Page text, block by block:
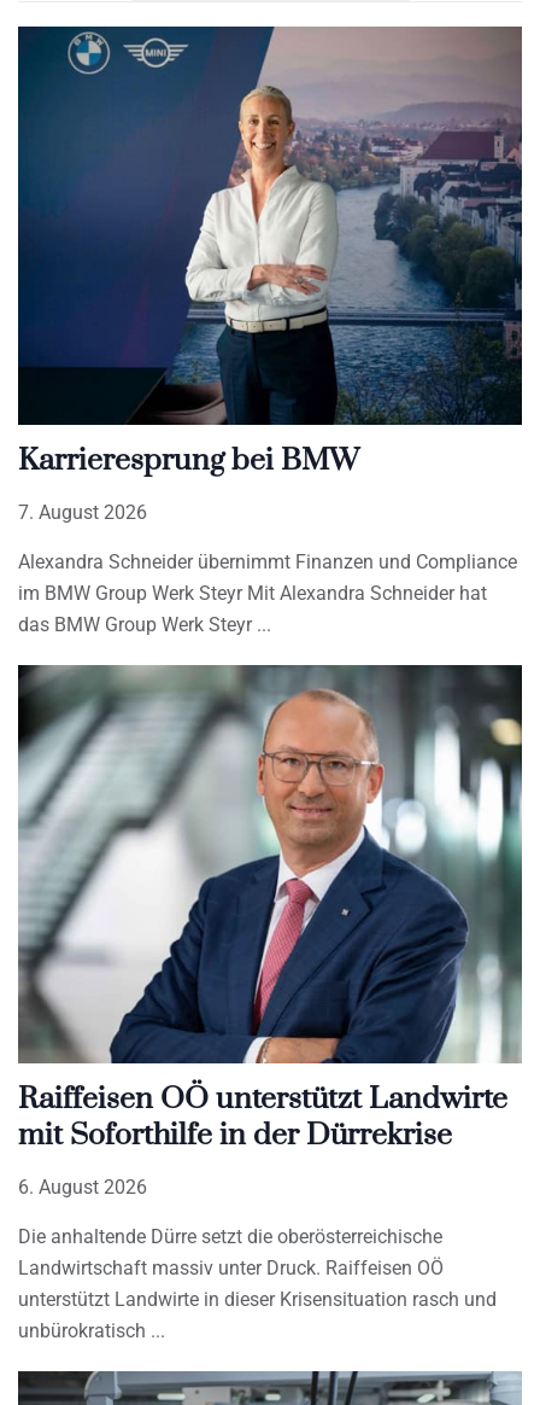
Karrieresprung bei BMW
7. August 2026
Alexandra Schneider übernimmt Finanzen und Compliance
im BMW Group Werk Steyr Mit Alexandra Schneider hat
das BMW Group Werk Steyr
Raiffeisen OÖ unterstützt Landwirte
mit Soforthilfe in der Dürrekrise
6. August 2026
Die anhaltende Dürre setzt die oberösterreichische
Landwirtschaft massiv unter Druck. Raiffeisen OÖ
unterstützt Landwirte in dieser Krisensituation rasch und
unbürokratisch